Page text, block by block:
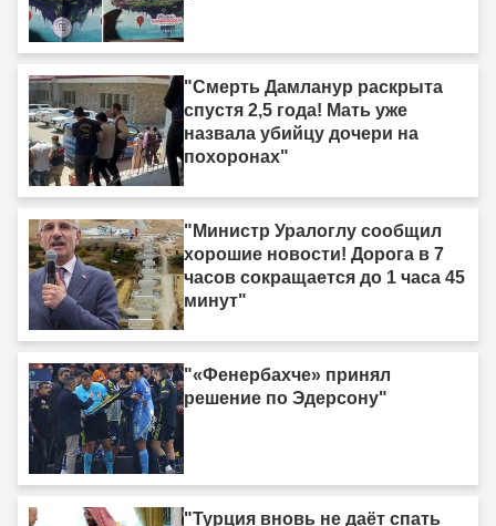
"Смерть Дамланур раскрыта
спустя 2,5 года! Мать уже
назвала убийцу дочери на
похоронах"
"Министр Уралоглу сообщил
хорошие новости! Дорога в 7
часов сокращается до 1 часа 45
минут"
"«Фенербахче» принял
решение по Эдерсону"
"Турция вновь не даёт спать